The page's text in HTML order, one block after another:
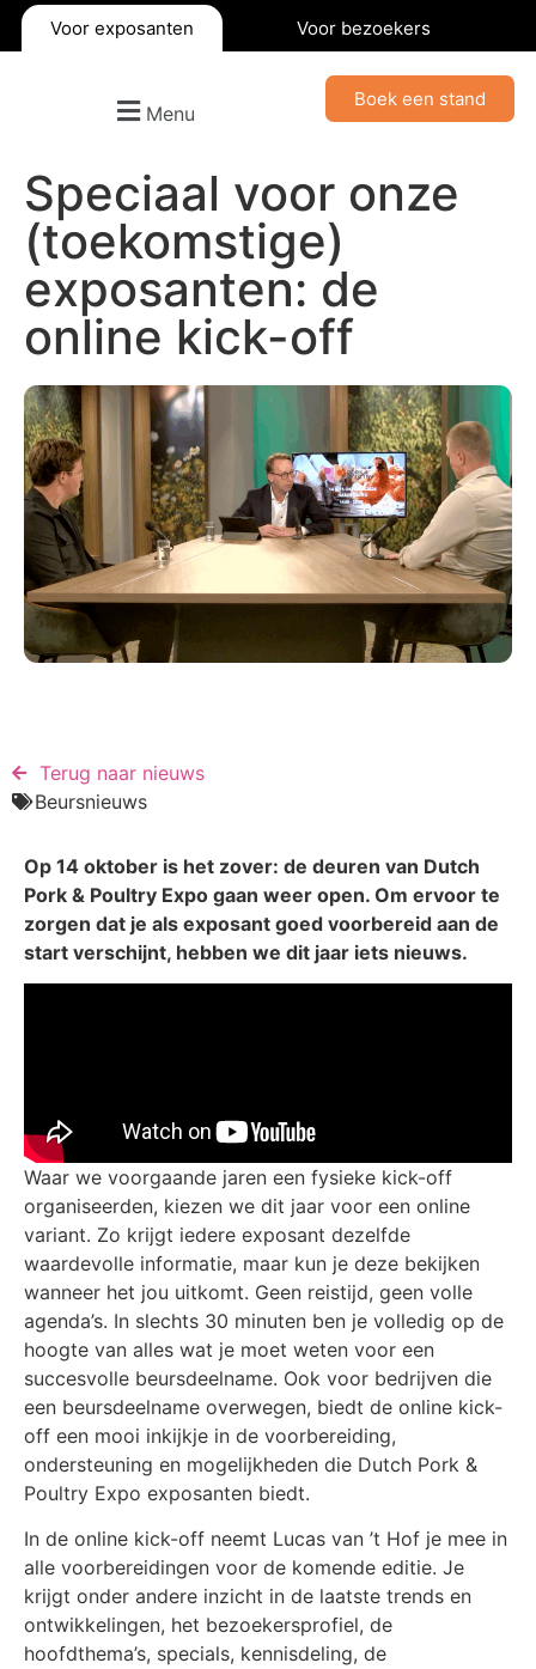
Voor exposanten Voor bezoekers
Menu
Boek een stand
Speciaal voor onze
(toekomstige)
exposanten: de
online kick-off
Terug naar nieuws​
Beursnieuws
Op 14 oktober is het zover: de deuren van Dutch
Pork & Poultry Expo gaan weer open. Om ervoor te
zorgen dat je als exposant goed voorbereid aan de
start verschijnt, hebben we dit jaar iets nieuws.
Waar we voorgaande jaren een fysieke kick-off
organiseerden, kiezen we dit jaar voor een online
variant. Zo krijgt iedere exposant dezelfde
waardevolle informatie, maar kun je deze bekijken
wanneer het jou uitkomt. Geen reistijd, geen volle
agenda’s. In slechts 30 minuten ben je volledig op de
hoogte van alles wat je moet weten voor een
succesvolle beursdeelname. Ook voor bedrijven die
een beursdeelname overwegen, biedt de online kick-
off een mooi inkijkje in de voorbereiding,
ondersteuning en mogelijkheden die Dutch Pork &
Poultry Expo exposanten biedt.
In de online kick-off neemt Lucas van ’t Hof je mee in
alle voorbereidingen voor de komende editie. Je
krijgt onder andere inzicht in de laatste trends en
ontwikkelingen, het bezoekersprofiel, de
hoofdthema’s, specials, kennisdeling, de